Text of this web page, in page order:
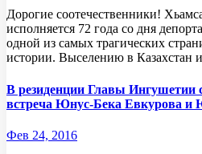
Дорогие соотечественники!
исполняется 72 года со дня
одной из самых трагических
истории. Выселению в
В резиденции Главы Ингушетии
встреча Юнус-Бека Евкурова и
Фев 24, 2016